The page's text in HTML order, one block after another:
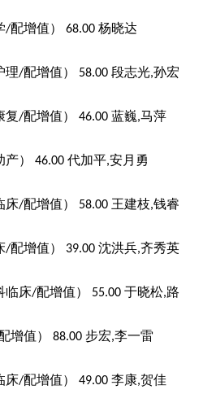
/配增值） 68.00 杨晓达
理/配增值） 58.00 段志光,孙宏
复/配增值） 46.00 蓝巍,马萍
） 46.00 代加平,安月勇
床/配增值） 58.00 王建枝,钱睿
/配增值） 39.00 沈洪兵,齐秀英
临床/配增值） 55.00 于晓松,路
增值） 88.00 步宏,李一雷
床/配增值） 49.00 李康,贺佳